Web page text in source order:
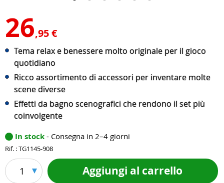
26,95 €
Tema relax e benessere molto originale per il gioco
quotidiano
Ricco assortimento di accessori per inventare molte
scene diverse
Effetti da bagno scenografici che rendono il set più
coinvolgente
In stock - Consegna in 2–4 giorni
Rif. : TG1145-908
1 Aggiungi al carrello